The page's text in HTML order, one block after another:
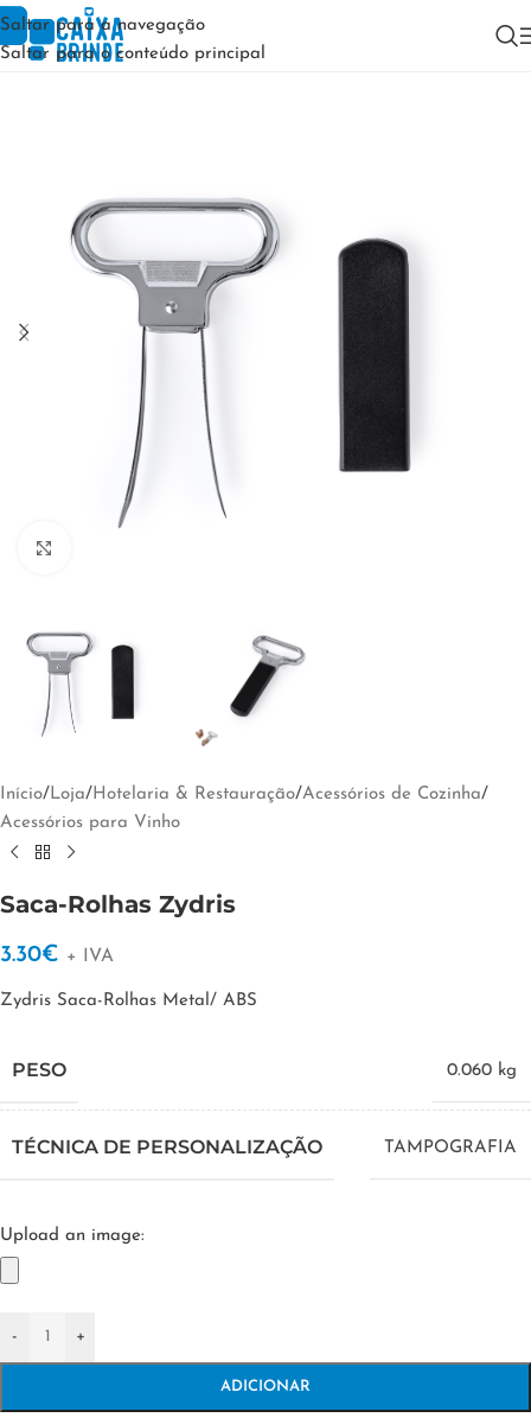
Saltar para a navegação
Saltar para o conteúdo principal
Início/Loja/Hotelaria & Restauração/Acessórios de Cozinha/
Acessórios para Vinho
Saca-Rolhas Zydris
3.30€ + IVA
Zydris Saca-Rolhas Metal/ ABS
PESO 0.060 kg
TÉCNICA DE PERSONALIZAÇÃO TAMPOGRAFIA
Upload an image:
- +
ADICIONAR